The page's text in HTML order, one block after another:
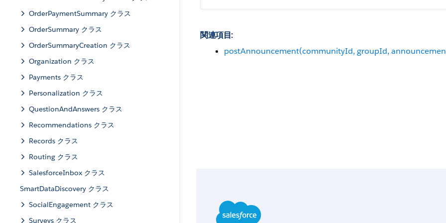
OrderPaymentSummary クラス
OrderSummary クラス
OrderSummaryCreation クラス
Organization クラス
Payments クラス
Personalization クラス
QuestionAndAnswers クラス
Recommendations クラス
Records クラス
Routing クラス
SalesforceInbox クラス
SmartDataDiscovery クラス
SocialEngagement クラス
Surveys クラス
関連項目:
postAnnouncement(communityId, groupId,